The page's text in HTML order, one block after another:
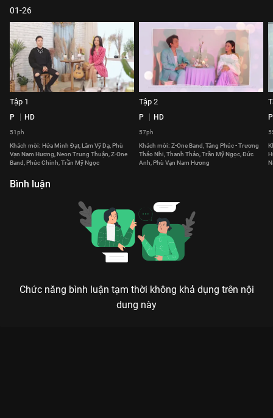
01-26
Tập 1
P HD
51ph
Khách mời: Hứa Minh Đạt, Lâm Vỹ Dạ, Phù
Vạn Nam Hương, Neon Trung Thuận, Z-One
Band, Phúc Chinh, Trần Mỹ Ngọc
Tập 2
P HD
57ph
Khách mời: Z-One Band, Tăng Phúc - Trương
Thảo Nhi, Thanh Thảo, Trần Mỹ Ngọc, Đức
Anh, Phù Vạn Nam Hương
P
Bình luận
Chức năng bình luận tạm thời không khả dụng trên nội
dung này